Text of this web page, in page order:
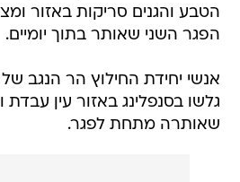
הטבע והגנים סריקות באזור
הפגר השני שאותר בתוך יומיים.
אנשי יחידת החילוץ הר הנגב
גלשו בסנפלינג באזור עין עבדת
שאותרה מתחת לפגר.